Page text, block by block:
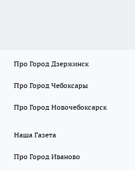
Про Город Дзержинск
Про Город Чебоксары
Про Город Новочебоксарск
Наша Газета
Про Город Иваново